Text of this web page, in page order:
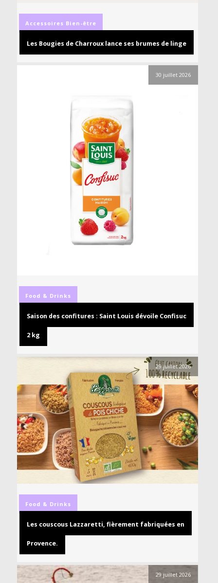
Accessoires Bien-être
Les Bougies de Charroux lance ses brumes de linge
30 juillet 2026
Food & Drinks
Saison des confitures : Saint Louis dévoile Confisuc
2 kg
29 juillet 2026
Food & Drinks
Les couscous Lazzaretti, fièrement fabriquées en
Provence.
29 juillet 2026